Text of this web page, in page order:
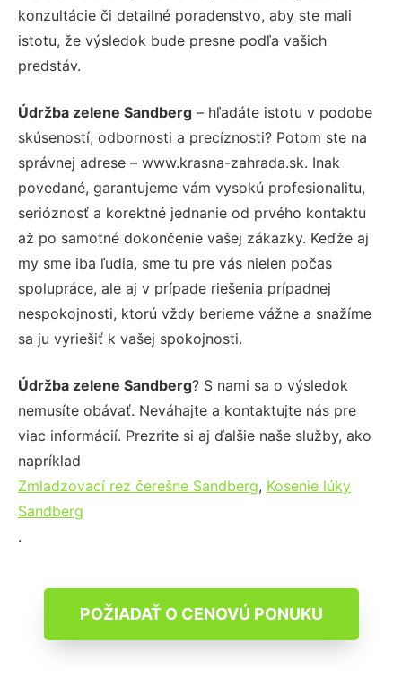
konzultácie či detailné poradenstvo, aby ste mali
istotu, že výsledok bude presne podľa vašich
predstáv.
Údržba zelene Sandberg – hľadáte istotu v podobe
skúseností, odbornosti a precíznosti? Potom ste na
správnej adrese – www.krasna-zahrada.sk. Inak
povedané, garantujeme vám vysokú profesionalitu,
serióznosť a korektné jednanie od prvého kontaktu
až po samotné dokončenie vašej zákazky. Keďže aj
my sme iba ľudia, sme tu pre vás nielen počas
spolupráce, ale aj v prípade riešenia prípadnej
nespokojnosti, ktorú vždy berieme vážne a snažíme
sa ju vyriešiť k vašej spokojnosti.
Údržba zelene Sandberg? S nami sa o výsledok
nemusíte obávať. Neváhajte a kontaktujte nás pre
viac informácií. Prezrite si aj ďalšie naše služby, ako
napríklad
Zmladzovací rez čerešne Sandberg, Kosenie lúky
Sandberg
.
POŽIADAŤ O CENOVÚ PONUKU